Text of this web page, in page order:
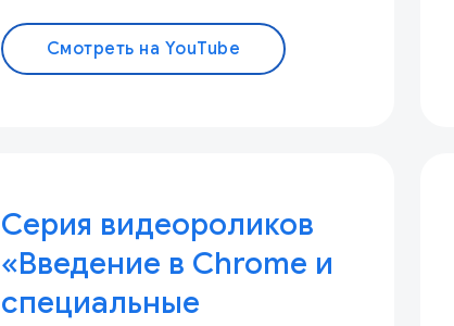
Смотреть на YouTube
Серия видеороликов
«Введение в Chrome и
специальные